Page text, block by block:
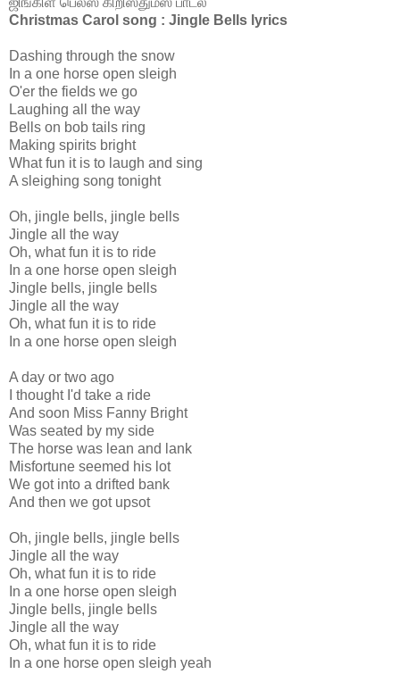
Christmas Carol song : Jingle Bells lyrics
Dashing through the snow
In a one horse open sleigh
O'er the fields we go
Laughing all the way
Bells on bob tails ring
Making spirits bright
What fun it is to laugh and sing
A sleighing song tonight
Oh, jingle bells, jingle bells
Jingle all the way
Oh, what fun it is to ride
In a one horse open sleigh
Jingle bells, jingle bells
Jingle all the way
Oh, what fun it is to ride
In a one horse open sleigh
A day or two ago
I thought I'd take a ride
And soon Miss Fanny Bright
Was seated by my side
The horse was lean and lank
Misfortune seemed his lot
We got into a drifted bank
And then we got upsot
Oh, jingle bells, jingle bells
Jingle all the way
Oh, what fun it is to ride
In a one horse open sleigh
Jingle bells, jingle bells
Jingle all the way
Oh, what fun it is to ride
In a one horse open sleigh yeah